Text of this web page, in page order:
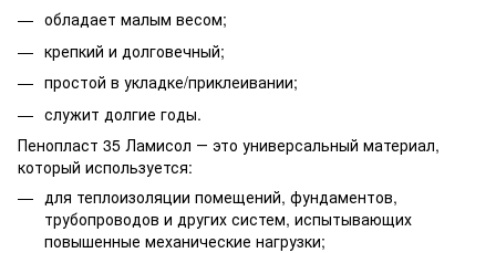
обладает малым весом;
крепкий и долговечный;
простой в укладке/приклеивании;
служит долгие годы.
Пенопласт 35 Ламисол ― это универсальный материал,
который используется:
для теплоизоляции помещений, фундаментов,
трубопроводов и других систем, испытывающих
повышенные механические нагрузки;